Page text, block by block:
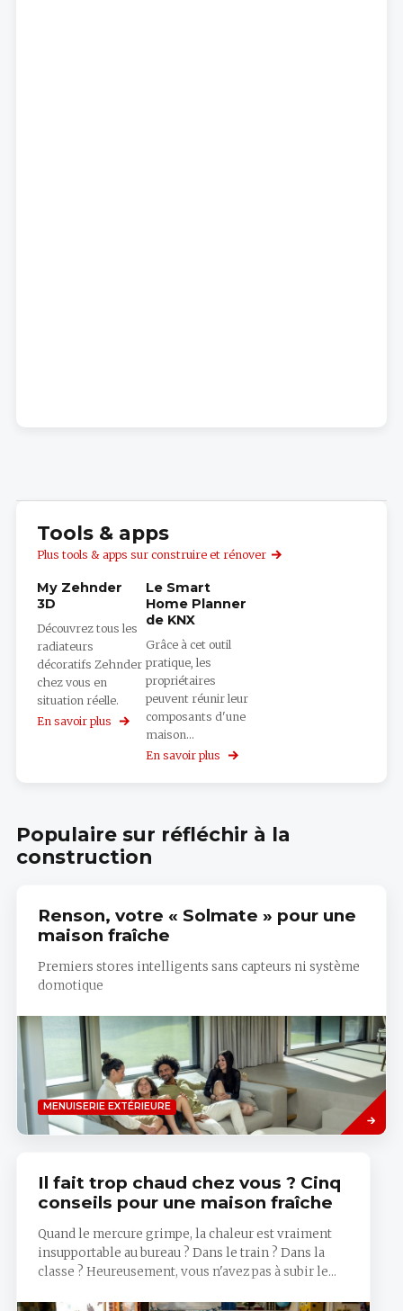
Tools & apps
Plus tools & apps sur construire et rénover
My Zehnder
3D
Découvrez tous les
radiateurs
décoratifs Zehnder
chez vous en
situation réelle.
En savoir plus
sur
Zehnder
Le Smart
Home Planner
de KNX
Grâce à cet outil
pratique, les
propriétaires
peuvent réunir leur
composants d'une
maison...
En savoir plus
sur
de
Populaire sur réfléchir à la
construction
Renson, votre « Solmate » pour une
maison fraîche
Premiers stores intelligents sans capteurs ni système
domotique
MENUISERIE EXTÉRIEURE
Savoir
plus
Il fait trop chaud chez vous ? Cinq
conseils pour une maison fraîche
Quand le mercure grimpe, la chaleur est vraiment
insupportable au bureau ? Dans le train ? Dans la
classe ? Heureusement, vous n'avez pas à subir le...